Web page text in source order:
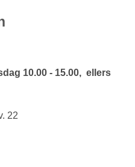
10.00 - 15.00, ellers
22